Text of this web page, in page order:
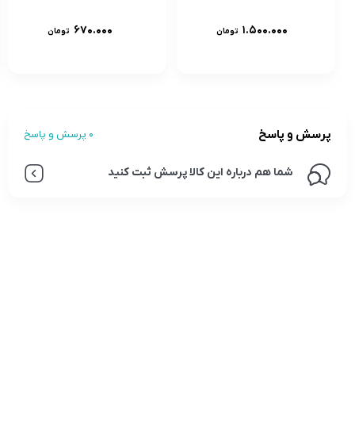
۱.۵۰۰.۰۰۰ تومان ۶۷۰.۰۰۰ تومان
پرسش و پاسخ 0 پرسش و پاسخ
شما هم درباره این کالا پرسش ثبت کنید